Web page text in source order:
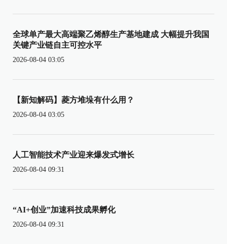
全球单产最大高端聚乙烯醇生产基地建成 大幅提升我国
关键产业链自主可控水平
2026-08-04 03:05
【新知解码】菱方堆垛有什么用？
2026-08-04 03:05
人工智能技术产业迎来爆发式增长
2026-08-04 09:31
“AI+创业”加速科技成果孵化
2026-08-04 09:31